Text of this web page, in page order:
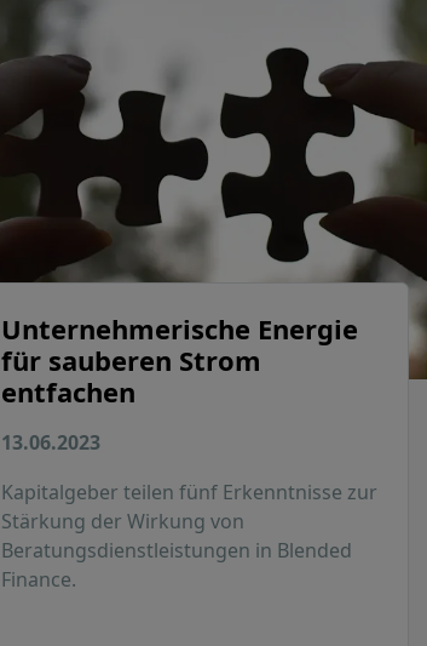
Unternehmerische Energie
für sauberen Strom
entfachen
13.06.2023
Kapitalgeber teilen fünf Erkenntnisse zur
Stärkung der Wirkung von
Beratungsdienstleistungen in Blended
Finance.